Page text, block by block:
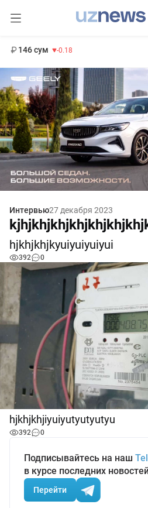
146 сум -0.18
Интервью27 декабря 2023
hjkhjkhjkyuiyuiyuiyui
392 0
hjkhjkhjiyuiyutyutyutyu
392 0
Подписывайтесь на наш
в курсе последних
Перейти